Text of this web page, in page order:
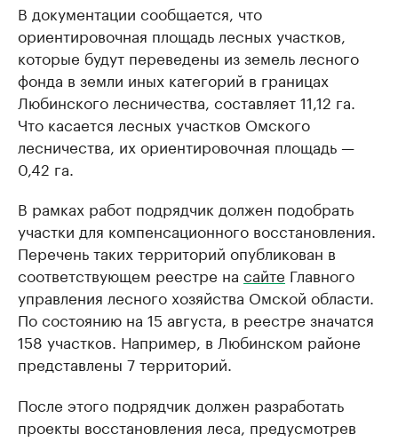
В документации сообщается, что
ориентировочная площадь лесных участков,
которые будут переведены из земель лесного
фонда в земли иных категорий в границах
Любинского лесничества, составляет 11,12 га.
Что касается лесных участков Омского
лесничества, их ориентировочная площадь —
0,42 га.
В рамках работ подрядчик должен подобрать
участки для компенсационного восстановления.
Перечень таких территорий опубликован в
соответствующем реестре на сайте Главного
управления лесного хозяйства Омской области.
По состоянию на 15 августа, в реестре значатся
158 участков. Например, в Любинском районе
представлены 7 территорий.
После этого подрядчик должен разработать
проекты восстановления леса, предусмотрев